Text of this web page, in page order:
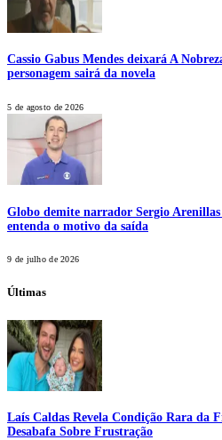
Cassio Gabus Mendes deixará A
personagem sairá da novela
5 de agosto de 2026
Globo demite narrador Sergio
entenda o motivo da saída
9 de julho de 2026
Últimas
Laís Caldas Revela Condição Rara da
Desabafa Sobre Frustração